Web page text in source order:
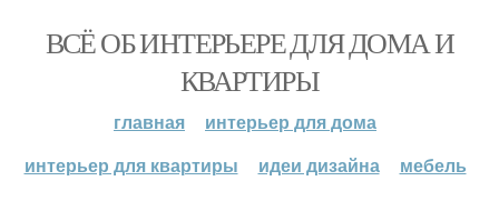
ВСЁ ОБ ИНТЕРЬЕРЕ ДЛЯ ДОМА И
КВАРТИРЫ
главная
интерьер для дома
интерьер для квартиры
идеи дизайна мебель